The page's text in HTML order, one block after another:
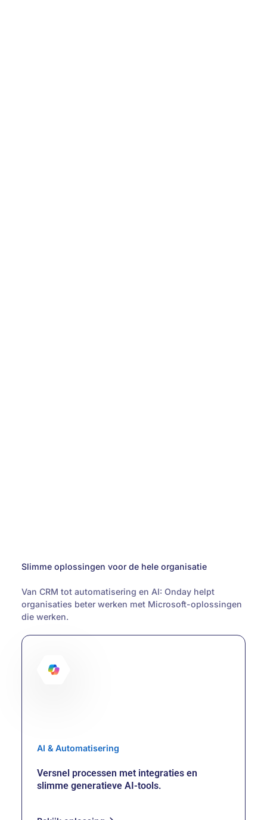
Slimme oplossingen voor de hele organisatie
Van CRM tot automatisering en AI: Onday helpt
organisaties beter werken met Microsoft-oplossingen
die werken.
AI & Automatisering
Versnel processen met integraties en
slimme generatieve AI-tools.